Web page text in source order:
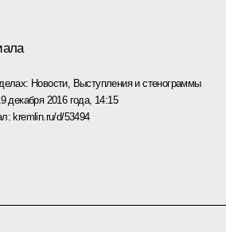
Новости, Выступления и стенограммы
декабря 2016 года, 14:15
kremlin.ru/d/53494